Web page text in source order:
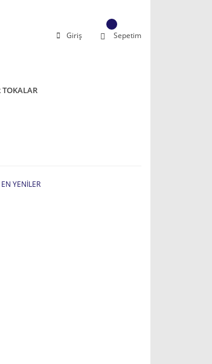
Giriş Sepetim
TOKALAR
EN YENİLER